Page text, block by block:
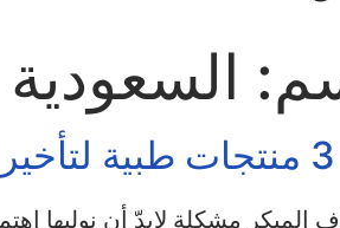
السعودية
المبكر مشكلة لابدّ أن نوليها